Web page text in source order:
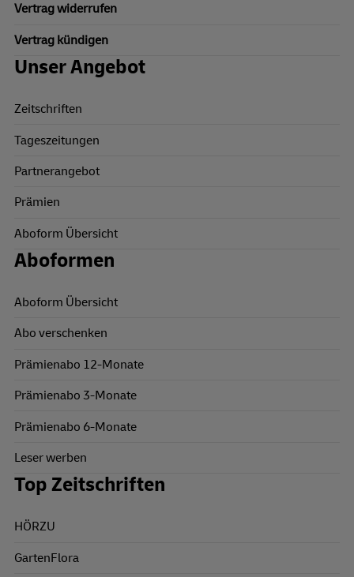
Vertrag widerrufen
Vertrag kündigen
Unser Angebot
Zeitschriften
Tageszeitungen
Partnerangebot
Prämien
Aboform Übersicht
Aboformen
Aboform Übersicht
Abo verschenken
Prämienabo 12-Monate
Prämienabo 3-Monate
Prämienabo 6-Monate
Leser werben
Top Zeitschriften
HÖRZU
GartenFlora